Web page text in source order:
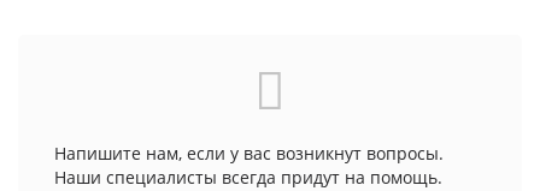
Напишите нам, если у вас возникнут вопросы.
Наши специалисты всегда придут на помощь.